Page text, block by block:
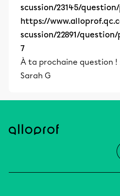
scussion/23145/question/
https://
scussion/22891/
7
À ta prochaine question !
Sarah G